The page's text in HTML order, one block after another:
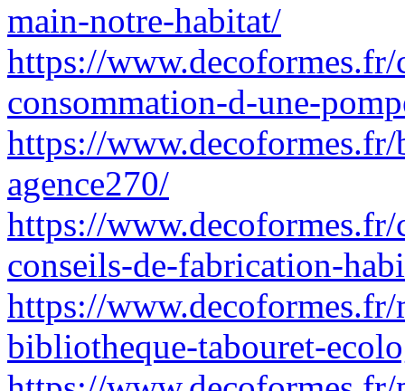
main-notre-habitat/
https://
consommation-d-une-
https://
agence270/
https://
conseils-de-fabrication-
https://
bibliotheque-tabouret-